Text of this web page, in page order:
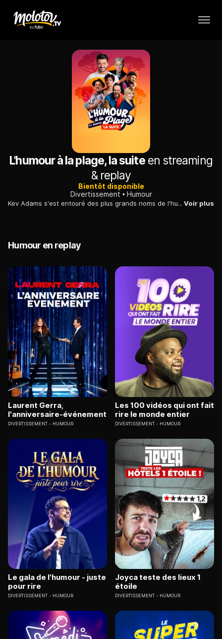
L'humour à la plage, la suiteen streaming
& replay
Bientôt disponible
Divertissement
Humour
Kev Adams s'est entouré des plus grands noms de l'humour avec Franck Dubosc, Nawell Madani, Jarry, Booder, Chantal Ladesou, Hakim Jemili, Laurie Péret, David Voinson, Ilyes Djadel, Mado La Niçoise, Thomas Deseur, Philippe Caverivière, Caroline Vigneaux, Jérémy Nadeau et Samuel Bambi avec un clin d'œil de Denis Brogniart. Voir plus
Humour en replay
Laurent Gerra,
l'anniversaire-événement
DIVERTISSEMENT HUMOUR
Les 100 vidéos qui ont fait
rire le monde entier
DIVERTISSEMENT HUMOUR
Le gala de l'humour - juste
pour rire
DIVERTISSEMENT HUMOUR
Joyca teste des lieux 1
étoile
DIVERTISSEMENT HUMOUR